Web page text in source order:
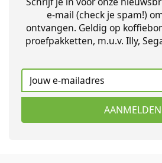
e-mail (check je spam!)
ontvangen. Geldig op
proefpakketten, m.u.v. Illy,
AANMELDEN